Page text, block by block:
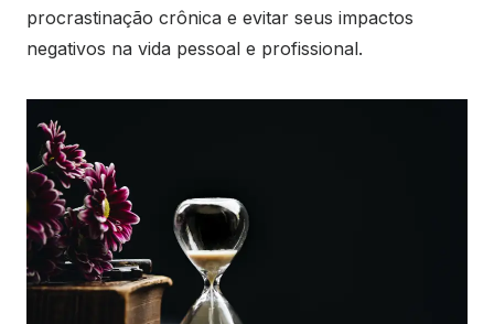
procrastinação crônica e evitar seus impactos
negativos na vida pessoal e profissional.